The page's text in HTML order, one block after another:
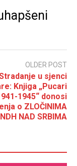
OLDER POST
u sjenci
Knjiga „Pucari
1945“ donosi
o ZLOČINIMA
NDH NAD SRBIMA